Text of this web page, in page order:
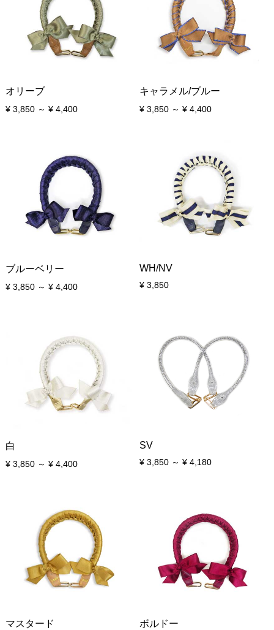
オリーブ
¥ 3,850 ～ ¥ 4,400
キャラメル/ブルー
¥ 3,850 ～ ¥ 4,400
ブルーベリー
¥ 3,850 ～ ¥ 4,400
WH/NV
¥ 3,850
白
¥ 3,850 ～ ¥ 4,400
SV
¥ 3,850 ～ ¥ 4,180
マスタード ボルドー